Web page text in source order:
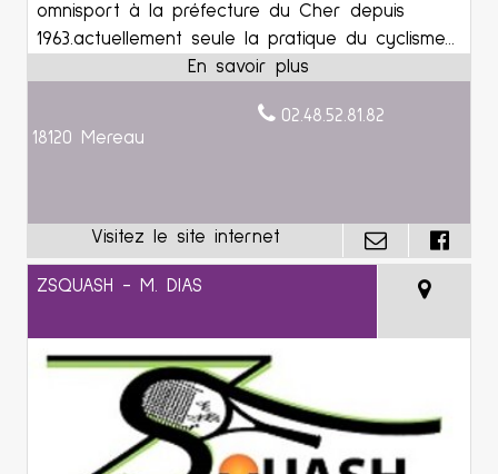
omnisport à la préfecture du Cher depuis
1963.actuellement seule la pratique du cyclisme...
18120 Mereau
02.48.52.81.82
ZSQUASH - M. DIAS